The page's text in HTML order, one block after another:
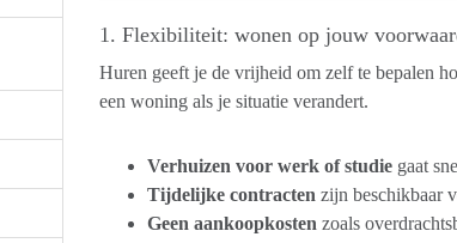
1. Flexibiliteit: wonen op jouw
Huren geeft je de vrijheid om zelf te bepalen
een woning als je situatie verandert.
Verhuizen voor werk of studiegaat
Tijdelijke contracten zijn beschikbaar
Geen aankoopkosten zoals